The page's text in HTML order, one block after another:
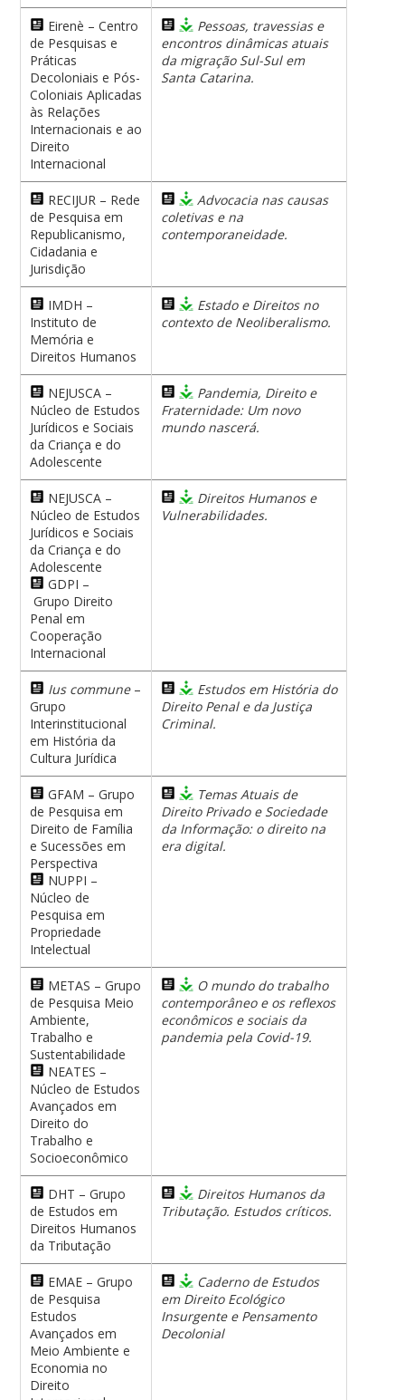
Eirenè – Centro
de Pesquisas e
Práticas
Decoloniais e Pós-
Coloniais Aplicadas
às Relações
Internacionais e ao
Direito
Internacional
Pessoas, travessias e
encontros dinâmicas atuais
da migração Sul-Sul em
Santa Catarina.
RECIJUR – Rede
de Pesquisa em
Republicanismo,
Cidadania e
Jurisdição
Advocacia nas causas
coletivas e na
contemporaneidade.
IMDH –
Instituto de
Memória e
Direitos Humanos
Estado e Direitos no
contexto de Neoliberalismo.
NEJUSCA –
Núcleo de Estudos
Jurídicos e Sociais
da Criança e do
Adolescente
Pandemia, Direito e
Fraternidade: Um novo
mundo nascerá.
NEJUSCA –
Núcleo de Estudos
Jurídicos e Sociais
da Criança e do
Adolescente
GDPI –
Grupo Direito
Penal em
Cooperação
Internacional
Direitos Humanos e
Vulnerabilidades.
Ius commune–
Grupo
Interinstitucional
em História da
Cultura Jurídica
Estudos em História do
Direito Penal e da Justiça
Criminal.
GFAM – Grupo
de Pesquisa em
Direito de Família
e Sucessões em
Perspectiva
NUPPI –
Núcleo de
Pesquisa em
Propriedade
Intelectual
Temas Atuais de
Direito Privado e Sociedade
da Informação: o direito na
era digital.
METAS – Grupo
de Pesquisa Meio
Ambiente,
Trabalho e
Sustentabilidade
NEATES –
Núcleo de Estudos
Avançados em
Direito do
Trabalho e
Socioeconômico
O mundo do trabalho
contemporâneo e os reflexos
econômicos e sociais da
pandemia pela Covid-19.
DHT – Grupo
de Estudos em
Direitos Humanos
da Tributação
Direitos Humanos da
Tributação. Estudos críticos.
EMAE – Grupo
de Pesquisa
Estudos
Avançados em
Meio Ambiente e
Economia no
Direito
Caderno de Estudos
em Direito Ecológico
Insurgente e Pensamento
Decolonial